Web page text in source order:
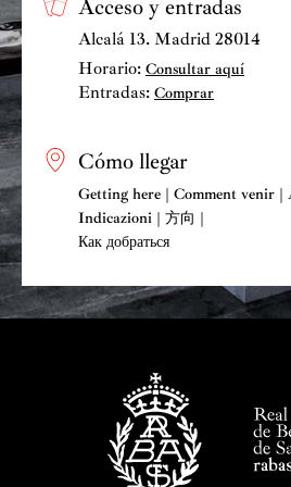
En marzo de 2022, el Centro
de Santander acoge la proyección
cortometrajes animados bajo el
papel”. Desde marzo de 2022 su
permanente en las balconadas
donde Maty tiene su sede desde
del Sol de Madrid. En abril de
Festival de DanzaPiel a Dos
de Quijano, y clausura dicho
de los cortometrajes sobre danza
documental animado centrado en
pelotari Juan Martínez de Irujo
En julio de 2023 regresa al
Acceso y entradas
Alcalá 13. Madrid 28014
Horario: Consultar aquí
Entradas: Comprar
Cómo llegar
Getting here | Comment venir
Indicazioni | 方向 |
Как добраться